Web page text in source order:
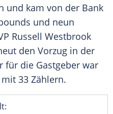
und kam von der Bank
und neun
Russell Westbrook
den Vorzug in der
für die Gastgeber war
33 Zählern.